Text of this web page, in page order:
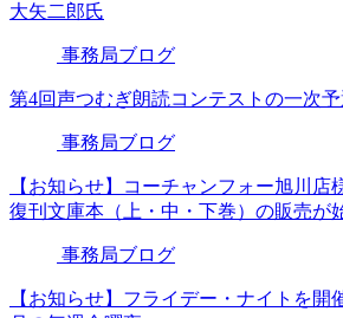
大矢二郎氏
事務局ブログ
第4回声つむぎ朗読コンテストの一次
事務局ブログ
【お知らせ】コーチャンフォー旭川店
復刊文庫本（上・中・下巻）の販売が
事務局ブログ
【お知らせ】フライデー・ナイトを